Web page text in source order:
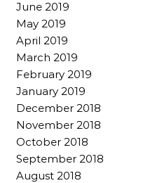
June 2019
May 2019
April 2019
March 2019
February 2019
January 2019
December 2018
November 2018
October 2018
September 2018
August 2018